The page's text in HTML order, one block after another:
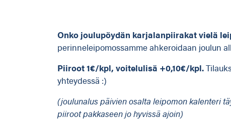
Onko joulupöydän karjalanpiirakat vielä
perinneleipomossamme ahkeroidaan joulun
Piiroot 1€/kpl, voitelulisä +0,10€/kpl.
yhteydessä :)
(joulunalus päivien osalta leipomon kalenteri
piiroot pakkaseen jo hyvissä ajoin)